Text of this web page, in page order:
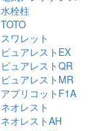
水栓柱
TOTO
スワレット
ピュアレストEX
ピュアレストQR
ピュアレストMR
アプリコットF1A
ネオレスト
ネオレストAH